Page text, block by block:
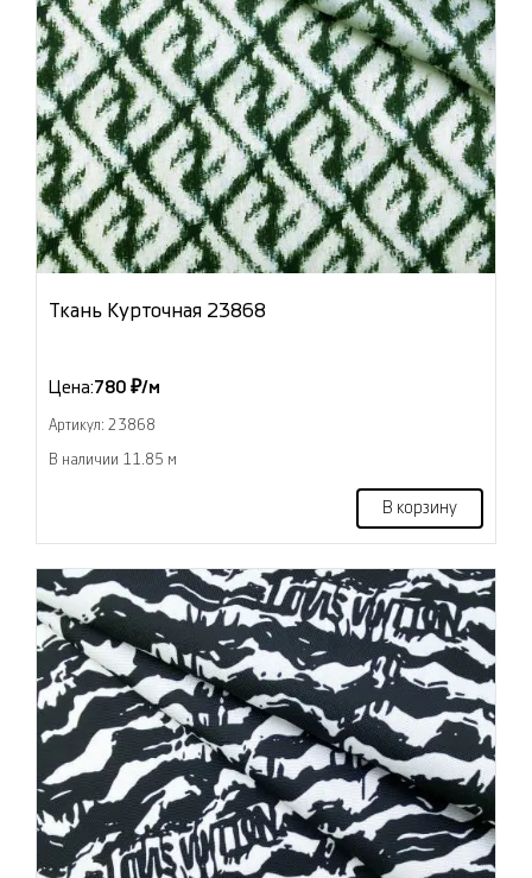
Ткань Курточная 23868
Цена:780 ₽/м
Артикул: 23868
В наличии 11.85 м
В корзину